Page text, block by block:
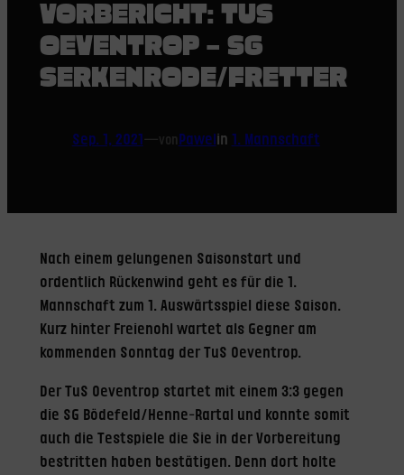
VORBERICHT: TUS
OEVENTROP – SG
SERKENRODE/FRETTER
Sep. 1, 2021—vonPawelin 1. Mannschaft
Nach einem gelungenen Saisonstart und
ordentlich Rückenwind geht es für die 1.
Mannschaft zum 1. Auswärtsspiel diese Saison.
Kurz hinter Freienohl wartet als Gegner am
kommenden Sonntag der TuS Oeventrop.
Der TuS Oeventrop startet mit einem 3:3 gegen
die SG Bödefeld/Henne-Rartal und konnte somit
auch die Testspiele die Sie in der Vorbereitung
bestritten haben bestätigen. Denn dort holte